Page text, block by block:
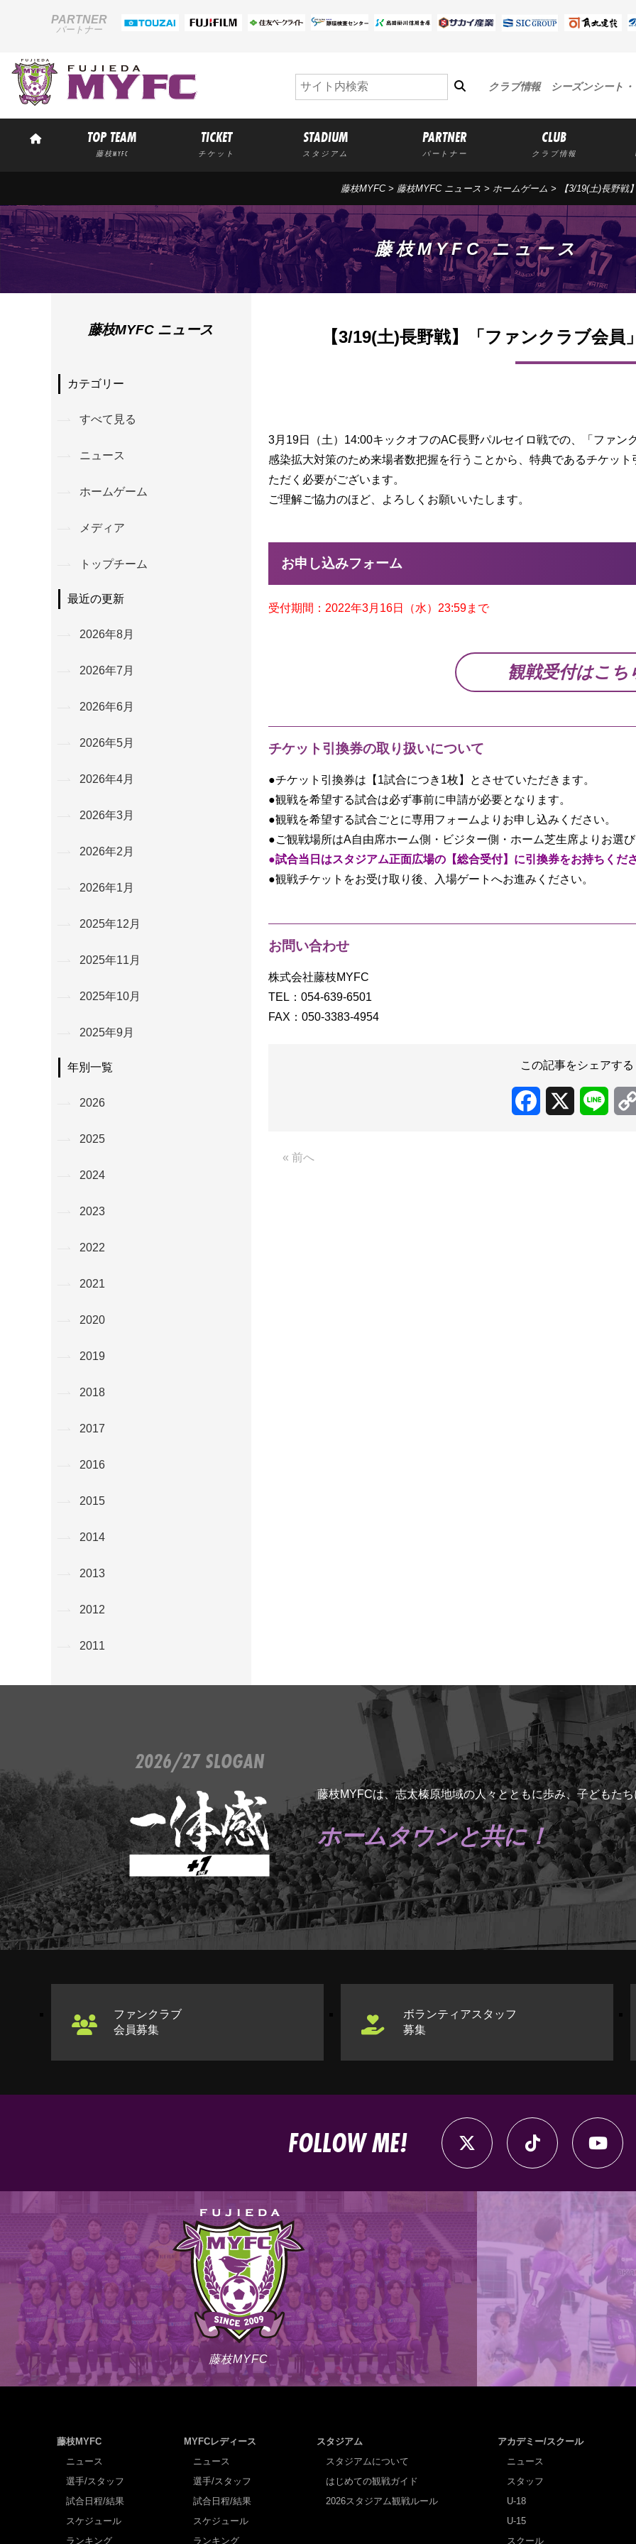
PARTNER
パートナー
クラブ情報 シーズンシート
TOP TEAM
藤枝MYFC
TICKET
チケット
STADIUM
スタジアム
PARTNER
パートナー
CLUB
クラブ情報
藤枝MYFC> 藤枝MYFC ニュース > ホームゲーム > 【3/19(土)長野戦
藤枝MYFC ニュース
【3/19(土)長野戦】「ファンクラブ会
3月19日（土）14:00キックオフのAC長野パルセイロ戦での、「ファン
感染拡大対策のため来場者数把握を行うことから、特典であるチケッ
ただく必要がございます。
ご理解ご協力のほど、よろしくお願いいたします。
お申し込みフォーム
受付期間：2022年3月16日（水）23:59まで
観戦受付はこち
チケット引換券の取り扱いについて
●チケット引換券は【1試合につき1枚】とさせていただきます。
●観戦を希望する試合は必ず事前に申請が必要となります。
●観戦を希望する試合ごとに専用フォームよりお申し込みください。
●ご観戦場所はA自由席ホーム側・ビジター側・ホーム芝生席よりお選び
●試合当日はスタジアム正面広場の【総合受付】に引換券をお持ちくだ
●観戦チケットをお受け取り後、入場ゲートへお進みください。
お問い合わせ
株式会社藤枝MYFC
TEL：054-639-6501
FAX：050-3383-4954
この記事をシェアする
Facebook Line
« 前へ
藤枝MYFC ニュース
カテゴリー
すべて見る
ニュース
ホームゲーム
メディア
トップチーム
最近の更新
2026年8月
2026年7月
2026年6月
2026年5月
2026年4月
2026年3月
2026年2月
2026年1月
2025年12月
2025年11月
2025年10月
2025年9月
年別一覧
2026
2025
2024
2023
2022
2021
2020
2019
2018
2017
2016
2015
2014
2013
2012
2011
2026/27 SLOGAN
藤枝MYFCは、志太榛原地域の人々とともに歩み、子どもた
ホームタウンと共に！
ファンクラブ
会員募集
ボランティアスタッフ
募集
FOLLOW ME!
藤枝MYFC
藤枝MYFC
ニュース
選手/スタッフ
試合日程/結果
スケジュール
ランキング
MYFCレディース
ニュース
選手/スタッフ
試合日程/結果
スケジュール
ランキング
スタジアム
スタジアムについて
はじめての観戦ガイド
2026スタジアム観戦ルール
アカデミー/スクール
ニュース
スタッフ
U-18
U-15
スクール